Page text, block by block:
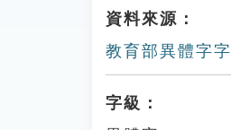
資料來源：
教育部異體字
字級：